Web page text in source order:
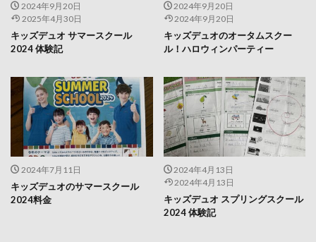
2024年9月20日
2025年4月30日
キッズデュオ サマースクール
2024 体験記
2024年9月20日
2024年9月20日
キッズデュオのオータムスクー
ル！ハロウィンパーティー
2024年7月11日
キッズデュオのサマースクール
2024料金
2024年4月13日
2024年4月13日
キッズデュオ スプリングスクール
2024 体験記